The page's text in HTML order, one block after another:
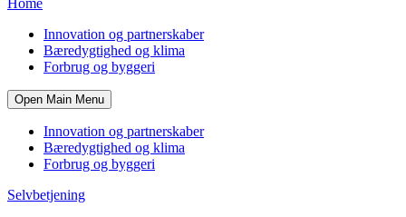
Home
Innovation og partnerskaber
Bæredygtighed og klima
Forbrug og byggeri
Open Main Menu
Innovation og partnerskaber
Bæredygtighed og klima
Forbrug og byggeri
Selvbetjening